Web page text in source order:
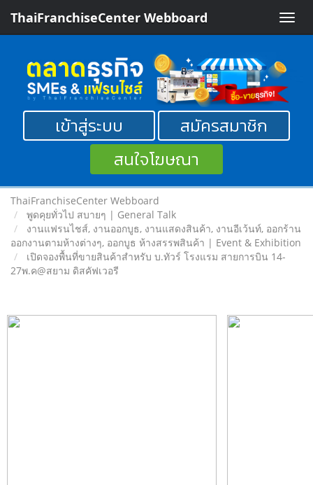
Toggle
ThaiFranchiseCenter Webboard
เข้าสู่ระบบ
สมัครสมาชิก
สนใจโฆษณา
ThaiFranchiseCenter Webboard
พูดคุยทั่วไป สบายๆ | General Talk
งานแฟรนไชส์, งานออกบูธ, งานแสดงสินค้า, งานอีเว้นท์, ออกร้าน
ออกงานตามห้างต่างๆ, ออกบูธ ห้างสรรพสินค้า | Event & Exhibition
เปิดจองพื้นที่ขายสินค้าสำหรับ บ.ทัวร์ โรงแรม สายการบิน 14-
27พ.ค@สยาม ดิสคัฟเวอรี